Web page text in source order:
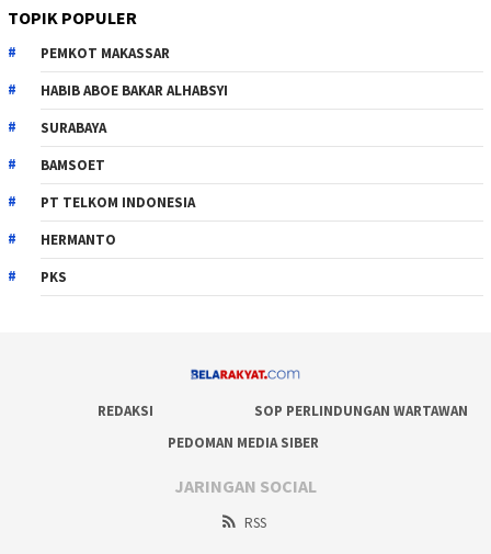
TOPIK POPULER
PEMKOT MAKASSAR
HABIB ABOE BAKAR ALHABSYI
SURABAYA
BAMSOET
PT TELKOM INDONESIA
HERMANTO
PKS
REDAKSI
SOP PERLINDUNGAN WARTAWAN
PEDOMAN MEDIA SIBER
JARINGAN SOCIAL
RSS